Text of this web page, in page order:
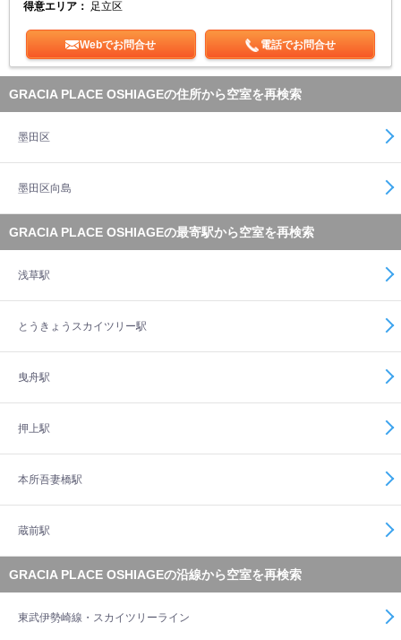
得意エリア：
足立区
Webでお問合せ 電話でお問合せ
GRACIA PLACE OSHIAGEの住所から空室を再検索
墨田区
墨田区向島
GRACIA PLACE OSHIAGEの最寄駅から空室を再検索
浅草駅
とうきょうスカイツリー駅
曳舟駅
押上駅
本所吾妻橋駅
蔵前駅
GRACIA PLACE OSHIAGEの沿線から空室を再検索
東武伊勢崎線・スカイツリーライン